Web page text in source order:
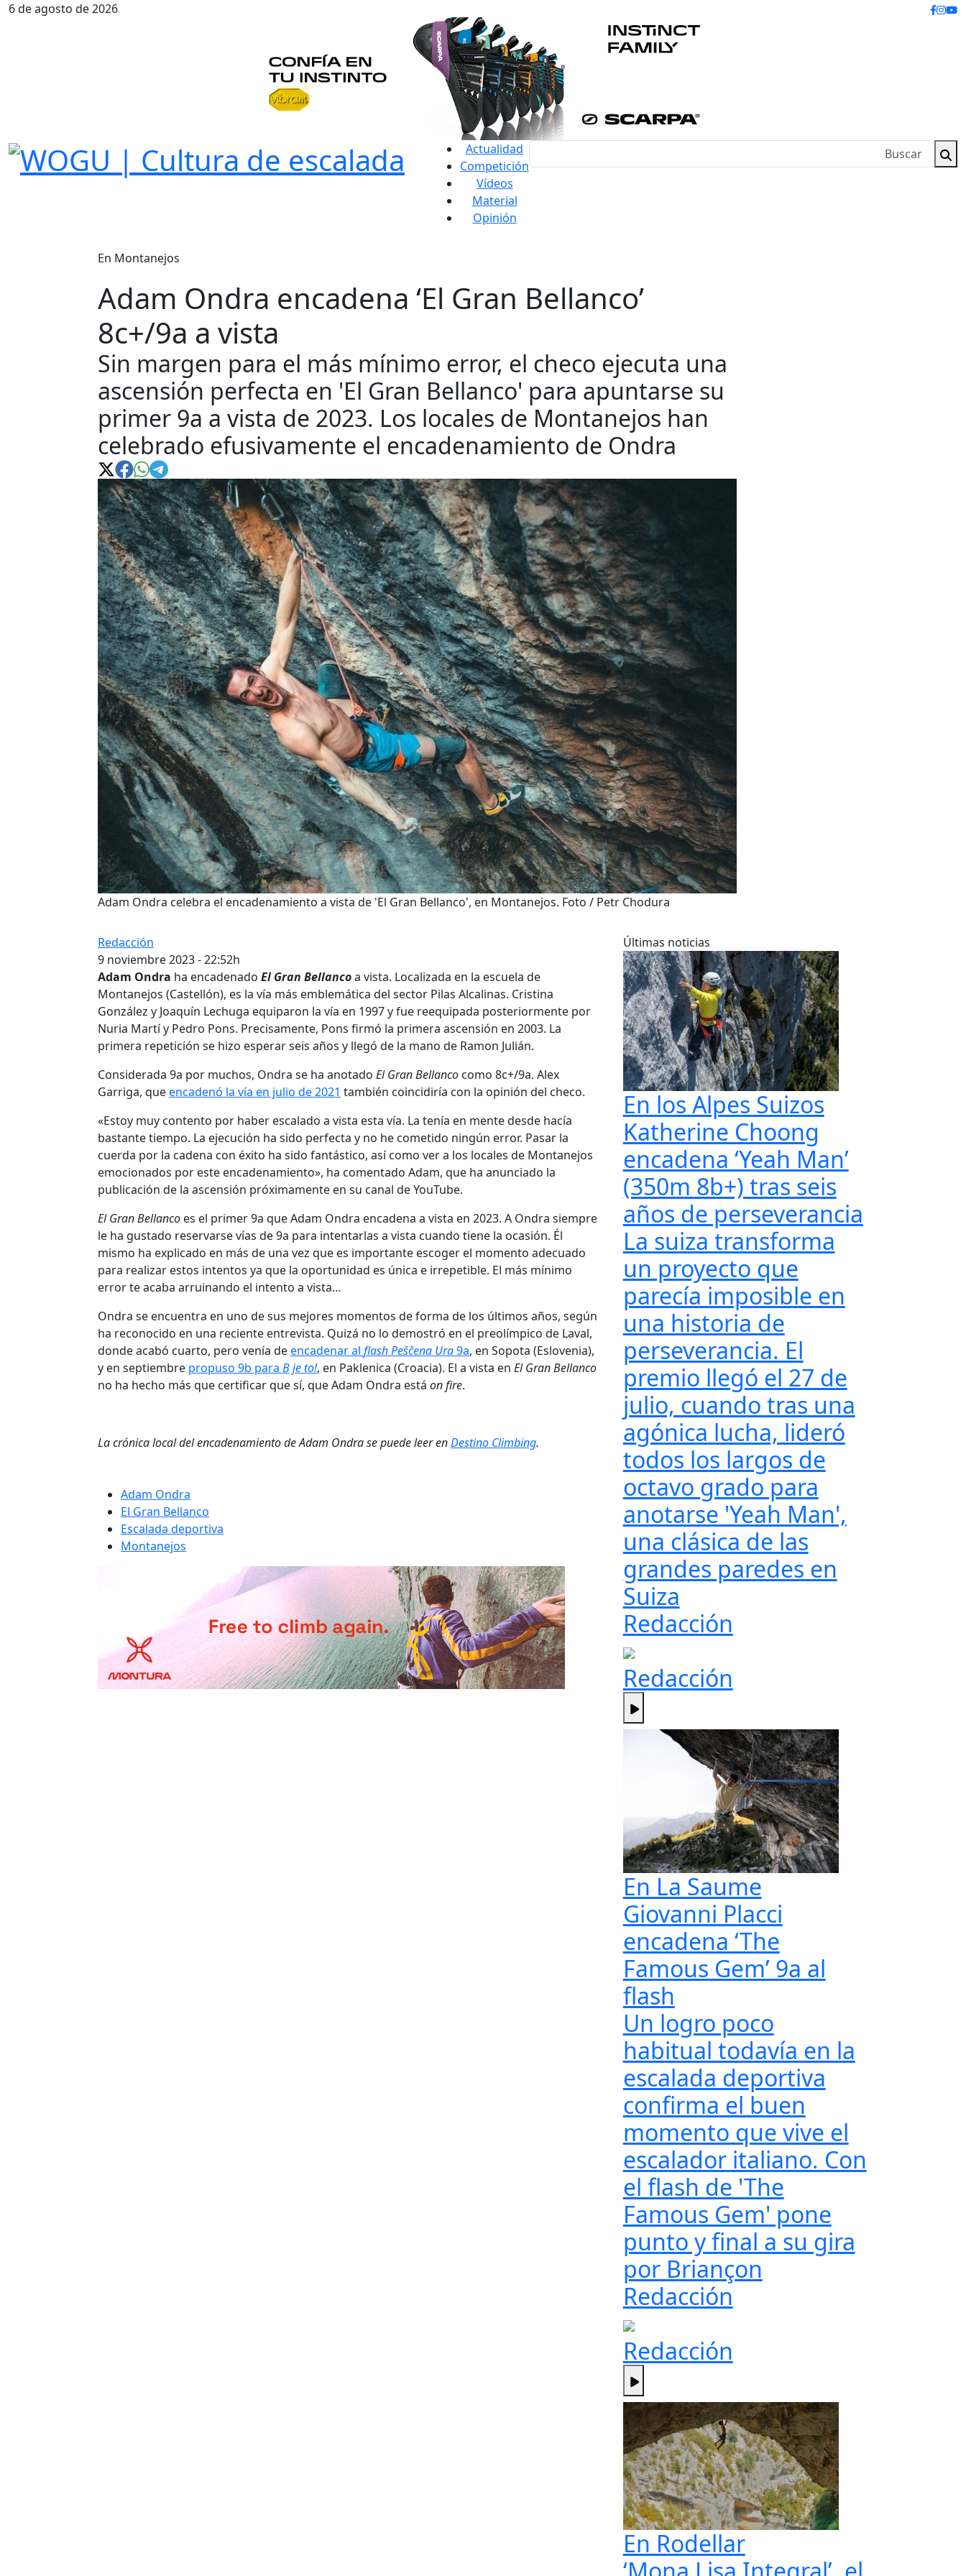
6 de agosto de 2026
Actualidad
Competición
Vídeos
Material
Opinión
En Montanejos
Adam Ondra encadena ‘El Gran Bellanco’
8c+/9a a vista
Sin margen para el más mínimo error, el checo ejecuta una
ascensión perfecta en 'El Gran Bellanco' para apuntarse su
primer 9a a vista de 2023. Los locales de Montanejos han
celebrado efusivamente el encadenamiento de Ondra
Adam Ondra celebra el encadenamiento a vista de 'El Gran Bellanco', en Montanejos. Foto / Petr Chodura
Redacción
9 noviembre 2023 - 22:52h
Adam Ondra ha encadenado El Gran Bellancoa vista. Localizada en la escuela de
Montanejos (Castellón), es la vía más emblemática del sector Pilas Alcalinas. Cristina
González y Joaquín Lechuga equiparon la vía en 1997 y fue reequipada posteriormente por
Nuria Martí y Pedro Pons. Precisamente, Pons firmó la primera ascensión en 2003. La
primera repetición se hizo esperar seis años y llegó de la mano de Ramon Julián.
Considerada 9a por muchos, Ondra se ha anotado El Gran Bellanco como 8c+/9a. Alex
Garriga, queencadenó la vía en julio de 2021 también coincidiría con la opinión del checo.
«Estoy muy contento por haber escalado a vista esta vía. La tenía en mente desde hacía
bastante tiempo. La ejecución ha sido perfecta y no he cometido ningún error. Pasar la
cuerda por la cadena con éxito ha sido fantástico, así como ver a los locales de Montanejos
emocionados por este encadenamiento», ha comentado Adam, que ha anunciado la
publicación de la ascensión próximamente en su canal de YouTube.
El Gran Bellanco es el primer 9a que Adam Ondra encadena a vista en 2023. A Ondra siempre
le ha gustado reservarse vías de 9a para intentarlas a vista cuando tiene la ocasión. Él
mismo ha explicado en más de una vez que es importante escoger el momento adecuado
para realizar estos intentos ya que la oportunidad es única e irrepetible. El más mínimo
error te acaba arruinando el intento a vista…
Ondra se encuentra en uno de sus mejores momentos de forma de los últimos años, según
ha reconocido en una reciente entrevista. Quizá no lo demostró en el preolímpico de Laval,
donde acabó cuarto, pero venía deencadenar al flashPeščena Ura9a, en Sopota (Eslovenia),
y en septiembre propuso 9b para B je to!, en Paklenica (Croacia). El a vista en El Gran Bellanco
no ha hecho más que certificar que sí, que Adam Ondra está on fire.
La crónica local del encadenamiento de Adam Ondra se puede leer enDestino Climbing.
Adam Ondra
El Gran Bellanco
Escalada deportiva
Montanejos
Últimas noticias
En los Alpes Suizos
Katherine Choong
encadena ‘Yeah Man’
(350m 8b+) tras seis
años de perseverancia
La suiza transforma
un proyecto que
parecía imposible en
una historia de
perseverancia. El
premio llegó el 27 de
julio, cuando tras una
agónica lucha, lideró
todos los largos de
octavo grado para
anotarse 'Yeah Man',
una clásica de las
grandes paredes en
Suiza
Redacción
Redacción
En La Saume
Giovanni Placci
encadena ‘The
Famous Gem’ 9a al
flash
Un logro poco
habitual todavía en la
escalada deportiva
confirma el buen
momento que vive el
escalador italiano. Con
el flash de 'The
Famous Gem' pone
punto y final a su gira
por Briançon
Redacción
Redacción
En Rodellar